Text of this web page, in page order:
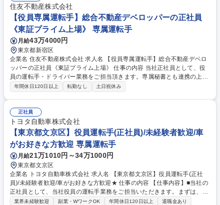
もございます。（PC操作有）■状況に応じて、早朝や夜遅くの業務、休日
出勤（複数名で対応し負荷を調整、振替休日を取得していただく場合があ
ります。）が発生します。 募集職種 【東京都文京区】役員運転手(正社
員)/自動車整備のスキルをお持ちの方歓迎
住友不動産株式会社
【役員専属運転手】総合不動産デベロッパーの正社員
《東証プライム上場》 専属運転手
月給43万4000円
東京都新宿区
企業名 住友不動産株式会社 求人名 【役員専属運転手】総合不動産デベロ
ッパーの正社員《東証プライム上場》 仕事の内容 当社正社員として、役
員の運転手・ドライバー業務をご担当頂きます。専属秘書とも連携の上で
担当役員の送迎業務および、自動車のメンテナンス（点検/洗車/清掃/管
務、休日出勤の発生可能性あり※基本的には役員1名のメイン担当となり
ますが、もう1名の役員もサブ担当としてご対応いただく可能性がありま
す。 （変更の範囲：当社業務全般） 募集職種 【役員専属運転手】総合不
動産デベロッパーの正社員《東証プライム上場》
年間休日120日以上 転勤なし 土日祝休み
正社員
トヨタ自動車株式会社
【東京都文京区】役員運転手(正社員)/未経験者歓迎/車
がお好きな方歓迎 専属運転手
月給21万1010円～34万1000円
東京都文京区
企業名 トヨタ自動車株式会社 求人名 【東京都文京区】役員運転手(正社
員)/未経験者歓迎/車がお好きな方歓迎★ 仕事の内容 【仕事内容】■当社の
正社員として、当社役員の運転手業務をご担当いただきます。まずは、ス
ポットでの業務を経験していただき、能力や適性に応じてトップクラスの
業界未経験歓迎 副業・WワークOK 年間休日120日以上
退職金あり